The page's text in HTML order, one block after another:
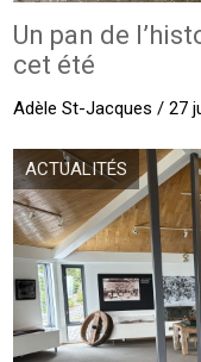
Un pan de
cet été
Adèle St-Jacques / 27
ACTUALITÉS